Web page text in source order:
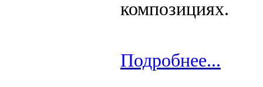
композициях.
Подробнее...